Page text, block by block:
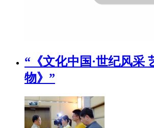
“《文化中国·世纪风采
物》”